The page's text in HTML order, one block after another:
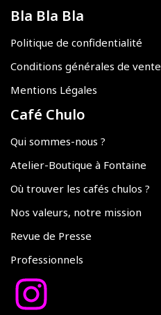
Bla Bla Bla
Politique de confidentialité
Conditions générales de vente
Mentions Légales
Café Chulo
Qui sommes-nous ?
Atelier-Boutique à Fontaine
Où trouver les cafés chulos ?
Nos valeurs, notre mission
Revue de Presse
Professionnels